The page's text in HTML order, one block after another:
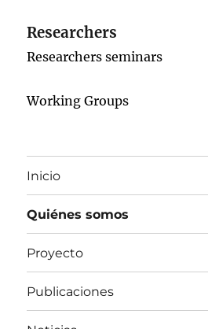
Researchers
Researchers seminars
Working Groups
Inicio
Quiénes somos
Proyecto
Publicaciones